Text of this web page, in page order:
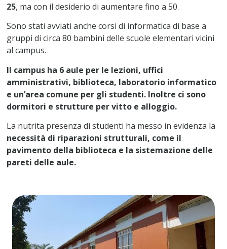
25, ma con il desiderio di aumentare fino a 50.
Sono stati avviati anche corsi di informatica di base a
gruppi di circa 80 bambini delle scuole elementari vicini
al campus.
Il campus ha 6 aule per le lezioni, uffici
amministrativi, biblioteca, laboratorio informatico
e un’area comune per gli studenti. Inoltre ci sono
dormitori e strutture per vitto e alloggio.
La nutrita presenza di studenti ha messo in evidenza la
necessità di riparazioni strutturali, come il
pavimento della biblioteca e la sistemazione delle
pareti delle aule.